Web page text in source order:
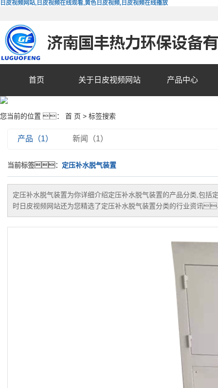
日皮视频网站,日皮视频在线观看,黄色日皮视频,日皮视频在线播放
首页 关于日皮视频网站 产品中心
您当前的位置 ： 首 页 > 标签搜索
产品（1） 新闻（1）
当前标签： 定压补水脱气装置
定压补水脱气装置为你详细介绍定压补水脱气装置的产品分类,包括
时日皮视频网站还为您精选了定压补水脱气装置分类的行业资讯